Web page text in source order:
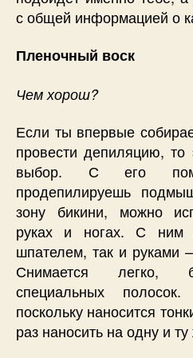
с общей информацией о
Пленочный воск
Чем хорош?
Если ты впервые
провести депиляцию, то
выбор. С его
продепилируешь
зону бикини, можно
руках и ногах. С ним
шпателем, так и руками
Снимается легко,
специальных
поскольку наносится
раз наносить на одну и